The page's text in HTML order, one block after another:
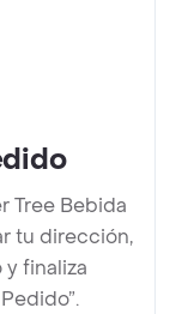
Tree Bebida
tu dirección,
finaliza